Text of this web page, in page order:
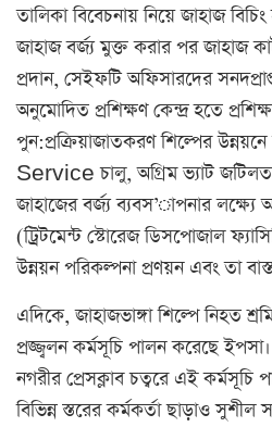
তালিকা বিবেচনায় নিয়ে জাহাজ
জাহাজ বর্জ্য মুক্ত করার পর জাহাজ
প্রদান, সেইফটি অফিসারদের
অনুমোদিত প্রশিক্ষণ কেন্দ্র হতে
পুন:প্রক্রিয়াজাতকরণ শিল্পের
Service চালু, অগ্রিম ভ্যাট
জাহাজের বর্জ্য ব্যবস’াপনার
(ট্রিটমেন্ট স্টোরেজ ডিসপোজাল
উন্নয়ন পরিকল্পনা প্রণয়ন এবং তা
এদিকে, জাহাজভাঙ্গা শিল্পে নিহত
প্রজ্জ্বলন কর্মসূচি পালন করেছে
নগরীর প্রেসক্লাব চত্বরে এই
বিভিন্ন স্তরের কর্মকর্তা ছাড়াও সুশীল